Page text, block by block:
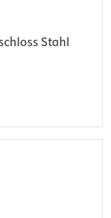
Stahl